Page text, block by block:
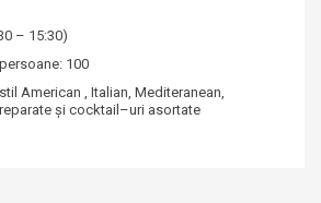
– 15:30)
100
American , Italian, Mediteranean,
și cocktail–uri asortate